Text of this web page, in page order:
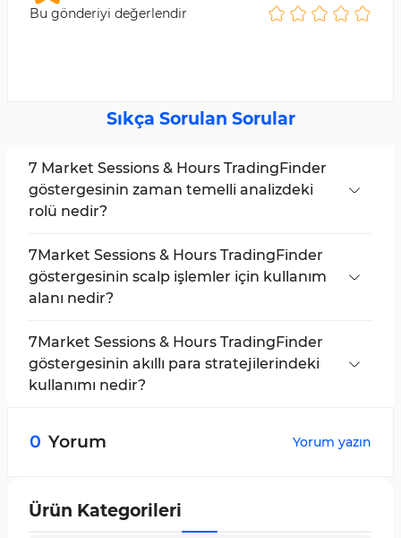
Bu gönderiyi değerlendir
Sıkça Sorulan Sorular
7 Market Sessions & Hours TradingFinder
göstergesinin zaman temelli analizdeki
rolü nedir?
zamanı ile hizalar ve işlem oturumları
çerçevesinde aktif likidite bölgelerini ortaya
çıkarır.
7Market Sessions & Hours TradingFinder
göstergesinin scalp işlemler için kullanım
alanı nedir?
dönemlerini belirler ve hızlı işlem
gerçekleştirmeyi daha hedefli hale getirir.
7Market Sessions & Hours TradingFinder
göstergesinin akıllı para stratejilerindeki
kullanımı nedir?
zamanlamasının takip edilmesini mümkün kılar.
0 Yorum Yorum yazın
Ürün Kategorileri